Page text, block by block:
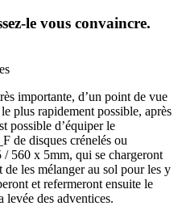
le vous convaincre.
importante, d’un point de vue
plus rapidement possible, après
possible d’équiper le
de disques crénelés ou
/ 560 x 5mm, qui se chargeront
de les mélanger au sol pour les y
et refermeront ensuite le
des adventices.